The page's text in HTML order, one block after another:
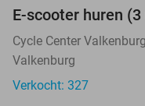
E-scooter huren
Cycle Center Valkenburg
Valkenburg
Verkocht: 327